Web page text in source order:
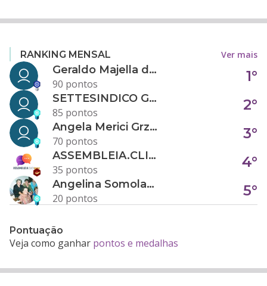
RANKING MENSAL Ver mais
Geraldo Majella da Silva
90 pontos
1°
SETTESINDICO GOVERNANÇA CONDOMINIAL
85 pontos
2°
Angela Merici Grzybowski
70 pontos
3°
ASSEMBLEIA.CLICK
35 pontos
4°
Angelina Somolanji R. Oliveira
20 pontos
5°
Pontuação
Veja como ganhar pontos e medalhas